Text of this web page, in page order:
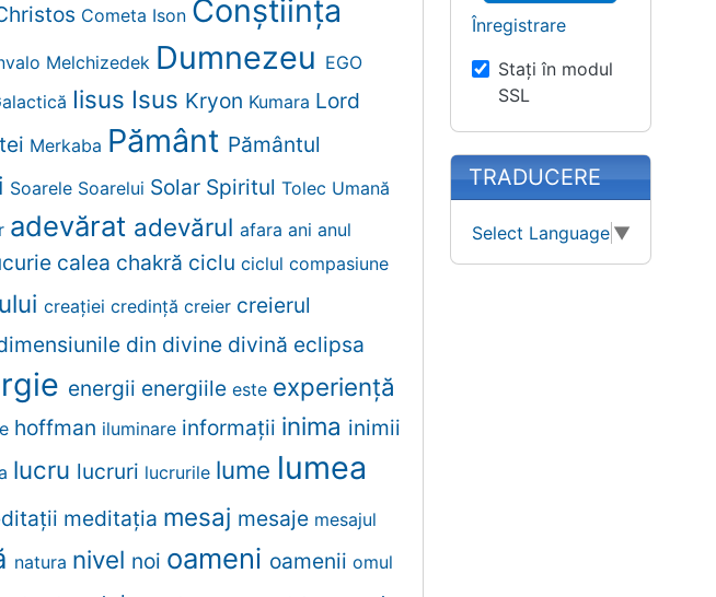
Cometa Ison Conștiința
Melchizedek Dumnezeu EGO
Iisus Isus Kryon Kumara Lord
Merkaba Pământ Pământul
Soarele Soarelui Solar SpiritulTolec Umană
adevărat adevărulafaraanianul
calea chakră cicluciclulcompasiune
creațieicredinţăcreier creierul
din divine divină eclipsa
energii energiileeste experiență
hoffman iluminare informații inima inimii
lucru lucruri lucrurile lume lumea
meditația mesaj mesaje mesajul
natura nivel noi oameni oameniiomul
Înregistrare
Stați în modul
SSL
TRADUCERE
Select Language ▼